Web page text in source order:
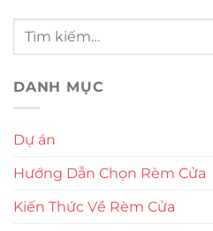
DANH MỤC
Dự án
Hướng Dẫn Chọn Rèm Cửa
Kiến Thức Về Rèm Cửa